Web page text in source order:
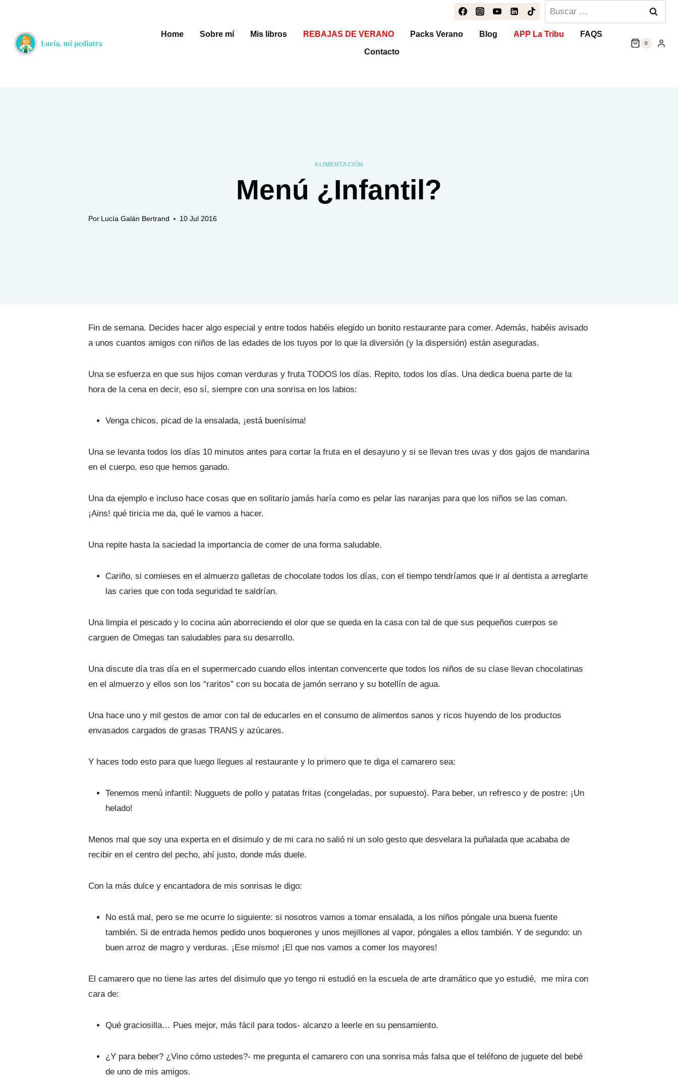
contenido
Buscar:
Home Sobre mí Mis libros REBAJAS DE VERANO Packs Verano Blog APP La Tribu FAQS
Contacto
0
ALIMENTACIÓN
Menú ¿Infantil?
Por Lucía Galán Bertrand 10 Jul 2016
Fin de semana. Decides hacer algo especial y entre todos habéis elegido un bonito restaurante para comer. Además, habéis avisado
a unos cuantos amigos con niños de las edades de los tuyos por lo que la diversión (y la dispersión) están aseguradas.
Una se esfuerza en que sus hijos coman verduras y fruta TODOS los días. Repito, todos los días. Una dedica buena parte de la
hora de la cena en decir, eso sí, siempre con una sonrisa en los labios:
Venga chicos, picad de la ensalada, ¡está buenísima!
Una se levanta todos los días 10 minutos antes para cortar la fruta en el desayuno y si se llevan tres uvas y dos gajos de mandarina
en el cuerpo, eso que hemos ganado.
Una da ejemplo e incluso hace cosas que en solitario jamás haría como es pelar las naranjas para que los niños se las coman.
¡Ains! qué tiricia me da, qué le vamos a hacer.
Una repite hasta la saciedad la importancia de comer de una forma saludable.
Cariño, si comieses en el almuerzo galletas de chocolate todos los días, con el tiempo tendríamos que ir al dentista a arreglarte
las caries que con toda seguridad te saldrían.
Una limpia el pescado y lo cocina aún aborreciendo el olor que se queda en la casa con tal de que sus pequeños cuerpos se
carguen de Omegas tan saludables para su desarrollo.
Una discute día tras día en el supermercado cuando ellos intentan convencerte que todos los niños de su clase llevan chocolatinas
en el almuerzo y ellos son los “raritos” con su bocata de jamón serrano y su botellín de agua.
Una hace uno y mil gestos de amor con tal de educarles en el consumo de alimentos sanos y ricos huyendo de los productos
envasados cargados de grasas TRANS y azúcares.
Y haces todo esto para que luego llegues al restaurante y lo primero que te diga el camarero sea:
Tenemos menú infantil: Nugguets de pollo y patatas fritas (congeladas, por supuesto). Para beber, un refresco y de postre: ¡Un
helado!
Menos mal que soy una experta en el disimulo y de mi cara no salió ni un solo gesto que desvelara la puñalada que acababa de
recibir en el centro del pecho, ahí justo, donde más duele.
Con la más dulce y encantadora de mis sonrisas le digo:
No está mal, pero se me ocurre lo siguiente: si nosotros vamos a tomar ensalada, a los niños póngale una buena fuente
también. Si de entrada hemos pedido unos boquerones y unos mejillones al vapor, póngales a ellos también. Y de segundo: un
buen arroz de magro y verduras. ¡Ese mismo! ¡El que nos vamos a comer los mayores!
El camarero que no tiene las artes del disimulo que yo tengo ni estudió en la escuela de arte dramático que yo estudié, me mira con
cara de:
Qué graciosilla… Pues mejor, más fácil para todos- alcanzo a leerle en su pensamiento.
¿Y para beber? ¿Vino cómo ustedes?- me pregunta el camarero con una sonrisa más falsa que el teléfono de juguete del bebé
de uno de mis amigos.